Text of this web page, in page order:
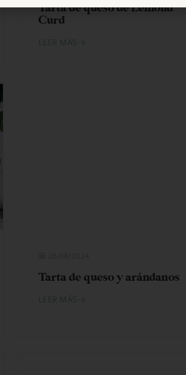
Tarta de queso de Lemond
Curd
LEER MÁS
Tarta de queso y arándanos
LEER MÁS